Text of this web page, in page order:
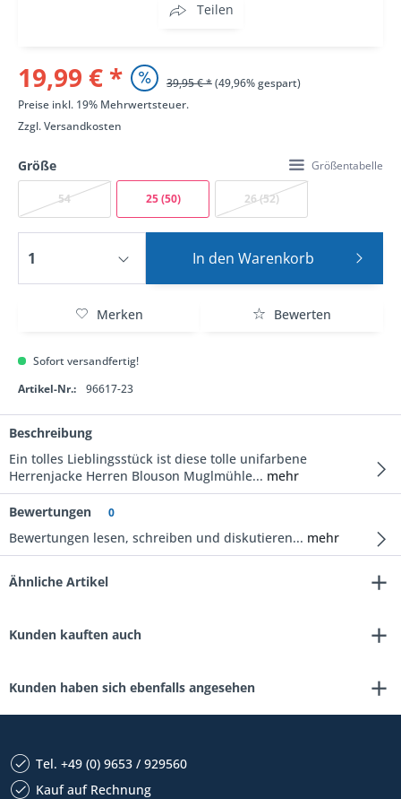
Teilen
19,99 € * 39,95 € *(49,96% gespart)
Preise inkl. 19% Mehrwertsteuer.
Zzgl.Versandkosten
Größe Größentabelle
54 25 (50) 26 (52)
In den Warenkorb
Merken Bewerten
Sofort versandfertig!
Artikel-Nr.:
96617-23
Beschreibung
Ein tolles Lieblingsstück ist diese tolle unifarbene
Herrenjacke Herren Blouson Muglmühle... mehr
Bewertungen 0
Bewertungen lesen, schreiben und diskutieren... mehr
Ähnliche Artikel
Kunden kauften auch
Kunden haben sich ebenfalls angesehen
Tel. +49 (0) 9653 / 929560
Kauf auf Rechnung